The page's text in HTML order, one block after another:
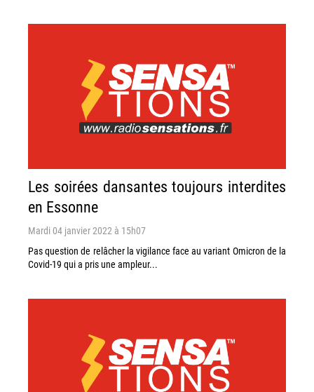
Les soirées dansantes toujours interdites
en Essonne
Mardi 04 janvier 2022 à 15h07
Pas question de relâcher la vigilance face au variant Omicron de la
Covid-19 qui a pris une ampleur...